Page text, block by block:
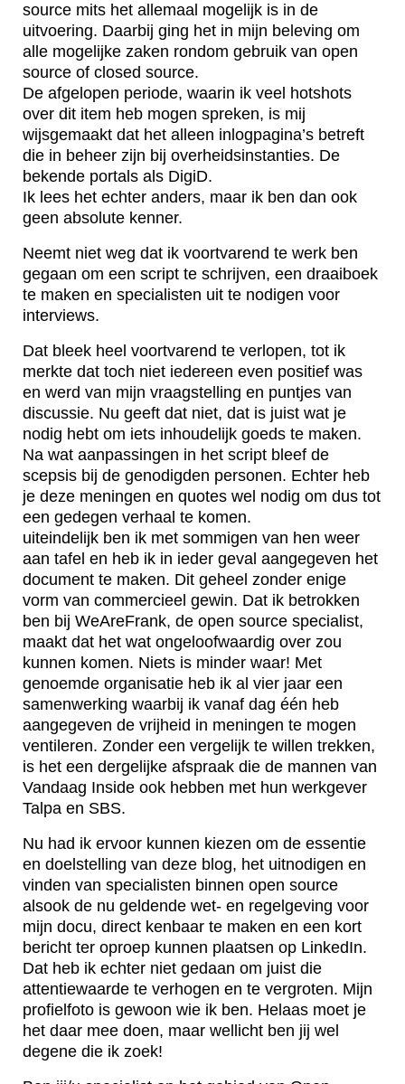
source mits het allemaal mogelijk is in de
uitvoering. Daarbij ging het in mijn beleving om
alle mogelijke zaken rondom gebruik van open
source of closed source.
De afgelopen periode, waarin ik veel hotshots
over dit item heb mogen spreken, is mij
wijsgemaakt dat het alleen inlogpagina’s betreft
die in beheer zijn bij overheidsinstanties. De
bekende portals als DigiD.
Ik lees het echter anders, maar ik ben dan ook
geen absolute kenner.
Neemt niet weg dat ik voortvarend te werk ben
gegaan om een script te schrijven, een draaiboek
te maken en specialisten uit te nodigen voor
interviews.
Dat bleek heel voortvarend te verlopen, tot ik
merkte dat toch niet iedereen even positief was
en werd van mijn vraagstelling en puntjes van
discussie. Nu geeft dat niet, dat is juist wat je
nodig hebt om iets inhoudelijk goeds te maken.
Na wat aanpassingen in het script bleef de
scepsis bij de genodigden personen. Echter heb
je deze meningen en quotes wel nodig om dus tot
een gedegen verhaal te komen.
uiteindelijk ben ik met sommigen van hen weer
aan tafel en heb ik in ieder geval aangegeven het
document te maken. Dit geheel zonder enige
vorm van commercieel gewin. Dat ik betrokken
ben bij WeAreFrank, de open source specialist,
maakt dat het wat ongeloofwaardig over zou
kunnen komen. Niets is minder waar! Met
genoemde organisatie heb ik al vier jaar een
samenwerking waarbij ik vanaf dag één heb
aangegeven de vrijheid in meningen te mogen
ventileren. Zonder een vergelijk te willen trekken,
is het een dergelijke afspraak die de mannen van
Vandaag Inside ook hebben met hun werkgever
Talpa en SBS.
Nu had ik ervoor kunnen kiezen om de essentie
en doelstelling van deze blog, het uitnodigen en
vinden van specialisten binnen open source
alsook de nu geldende wet- en regelgeving voor
mijn docu, direct kenbaar te maken en een kort
bericht ter oproep kunnen plaatsen op LinkedIn.
Dat heb ik echter niet gedaan om juist die
attentiewaarde te verhogen en te vergroten. Mijn
profielfoto is gewoon wie ik ben. Helaas moet je
het daar mee doen, maar wellicht ben jij wel
degene die ik zoek!